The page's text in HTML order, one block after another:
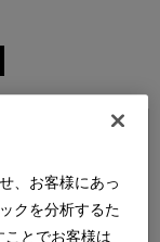
、お客様にあっ
クを分析するた
とでお客様は